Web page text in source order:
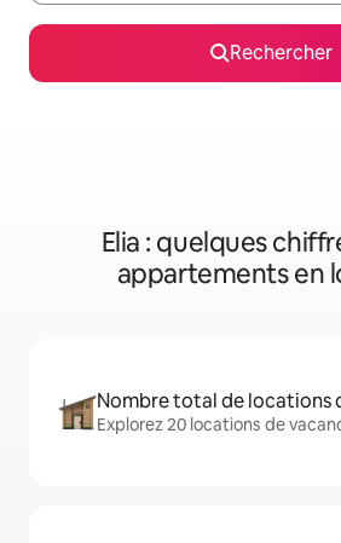
Rechercher
Elia : quelques
appartements en
Nombre total de locations
Explorez 20 locations de